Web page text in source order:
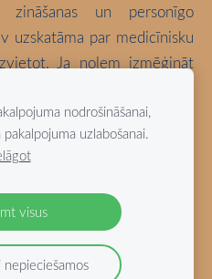
zināšanas un personīgo
uzskatāma par medicīnisku
Ja nolem izmēģināt
fotogrāfijas (ja vien nav
nodrošināšanai,
uzlabošanai.
visus